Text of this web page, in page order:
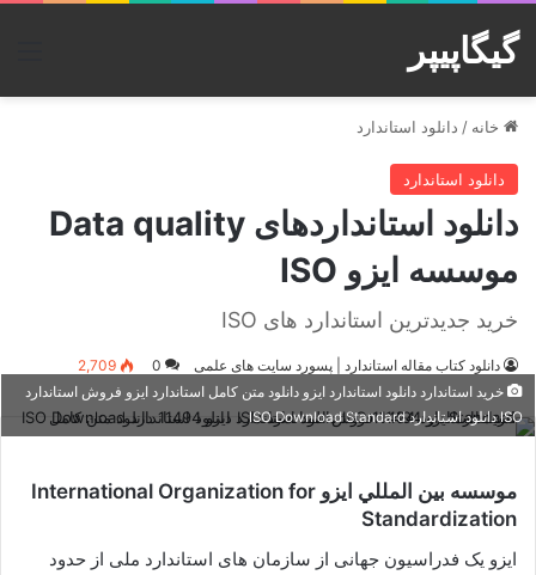
گیگاپیپر
خانه / دانلود استاندارد
دانلود استاندارد
دانلود استانداردهای Data quality
موسسه ایزو ISO
خرید جدیدترین استاندارد های ISO
دانلود کتاب مقاله استاندارد | پسورد سایت های علمی 0
2,709
خرید استاندارد دانلود استاندارد ایزو دانلود متن کامل استاندارد ایزو فروش استاندارد
ISO دانلود استاندارد ISO Download Standard
موسسه بين المللي ایزو International Organization for
Standardization
ایزو یک فدراسیون جهانی از سازمان های استاندارد ملی از حدود